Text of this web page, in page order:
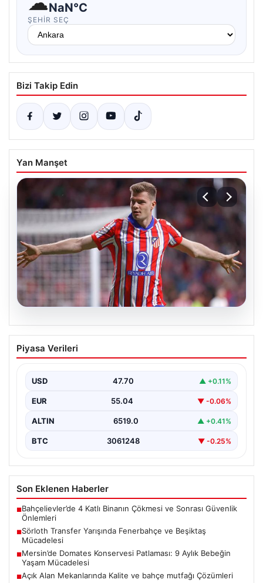
NaN°C
ŞEHIR SEÇ
Bizi Takip Edin
Yan Manşet
05.08.2026
Sörloth Transfer Yarışında Fenerbahçe
ve Beşiktaş Mücadelesi
sahne olurken, Süper Lig’in iki büyük devi,…
Piyasa Verileri
USD 47.70 ▲ +0.11%
EUR 55.04 ▼ -0.06%
ALTIN 6519.0 ▲ +0.41%
BTC 3061248 ▼ -0.25%
Son Eklenen Haberler
■Bahçelievler’de 4 Katlı Binanın Çökmesi ve Sonrası Güvenlik
Önlemleri
■Sörloth Transfer Yarışında Fenerbahçe ve Beşiktaş
Mücadelesi
■Mersin’de Domates Konservesi Patlaması: 9 Aylık Bebeğin
Yaşam Mücadelesi
■Açık Alan Mekanlarında Kalite ve bahçe mutfağı Çözümleri